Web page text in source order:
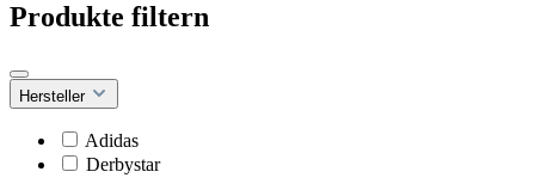
Produkte filtern
Hersteller
Adidas
Derbystar